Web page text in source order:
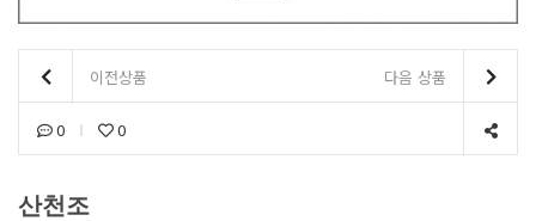
이전상품 다음 상품
0 0
산천조